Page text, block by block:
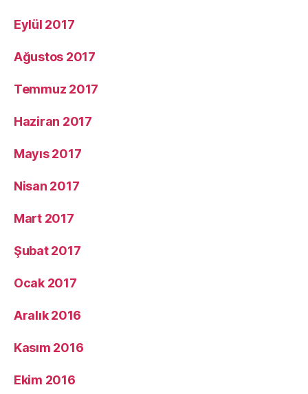
Eylül 2017
Ağustos 2017
Temmuz 2017
Haziran 2017
Mayıs 2017
Nisan 2017
Mart 2017
Şubat 2017
Ocak 2017
Aralık 2016
Kasım 2016
Ekim 2016